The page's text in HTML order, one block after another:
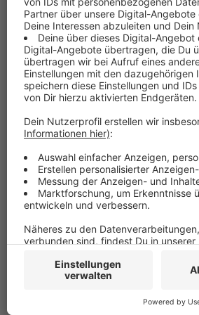
Polizei
Anzeige
Die Täter
gemacht. Sie
Hinweise an
Anzeige